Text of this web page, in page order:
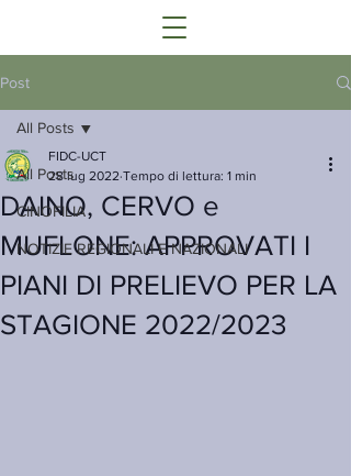
Post
All Posts
CINOFILIA
NOTIZIE REGIONALI E NAZIONALI
All Posts
DAINO, CERVO e
MUFLONE: APPROVATI I
PIANI DI PRELIEVO PER LA
STAGIONE 2022/2023
FIDC-UCT
28 lug 2022 Tempo di lettura: 1 min